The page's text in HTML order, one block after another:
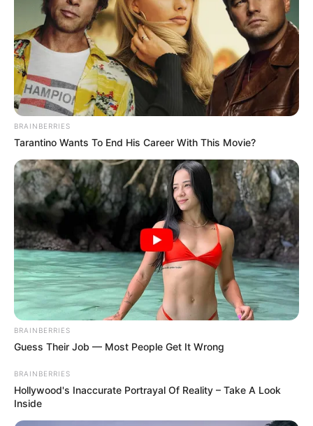
appel qui va tout changer. Dans le courant du
mois de mai 2026 sur l’antenne de TF1, le
secret de l’infirmier est alors en grand danger.
William a alors pris Jean sous son aile dans les
derniers épisodes de la série
Demain nous
appartient . L’infirmier s’est rapproché du
professionnel de santé, mais aussi de sa fille
BRAINBERRIES
Tarantino Wants To End His Career With This Movie?
BRAINBERRIES
Guess Their Job — Most People Get It Wrong
BRAINBERRIES
Hollywood's Inaccurate Portrayal Of Reality – Take A Look
Inside